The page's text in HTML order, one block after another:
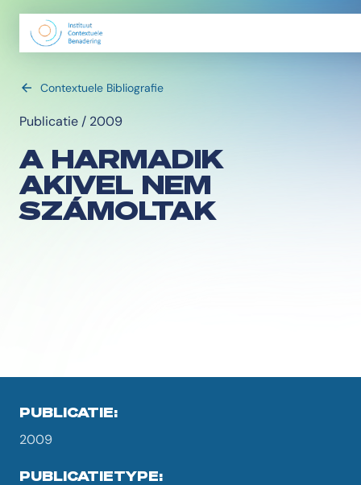
Contextuele Bibliografie
Publicatie / 2009
A HARMADIK
AKIVEL NEM
SZÁMOLTAK
PUBLICATIE:
2009
PUBLICATIETYPE: